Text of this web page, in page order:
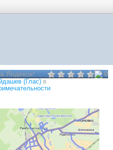
0
Яндексе!
(Глас)в